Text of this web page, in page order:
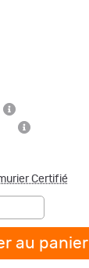
Certifié
au panier